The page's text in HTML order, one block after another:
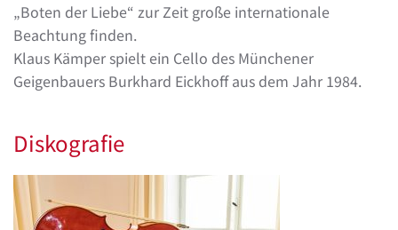
„Boten der Liebe“ zur Zeit große internationale
Beachtung finden.
Klaus Kämper spielt ein Cello des Münchener
Geigenbauers Burkhard Eickhoff aus dem Jahr 1984.
Diskografie